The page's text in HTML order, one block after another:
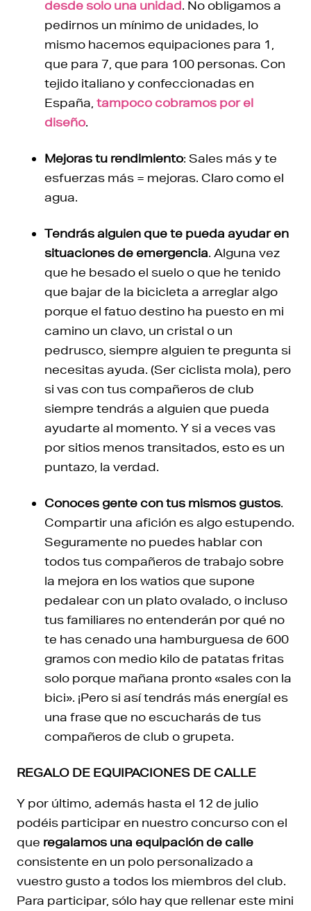
desde solo una unidad. No obligamos a
pedirnos un mínimo de unidades, lo
mismo hacemos equipaciones para 1,
que para 7, que para 100 personas. Con
tejido italiano y confeccionadas en
España, tampoco cobramos por el
diseño.
Mejoras tu rendimiento: Sales más y te
esfuerzas más = mejoras. Claro como el
agua.
Tendrás alguien que te pueda ayudar en
situaciones de emergencia. Alguna vez
que he besado el suelo o que he tenido
que bajar de la bicicleta a arreglar algo
porque el fatuo destino ha puesto en mi
camino un clavo, un cristal o un
pedrusco, siempre alguien te pregunta si
necesitas ayuda. (Ser ciclista mola), pero
si vas con tus compañeros de club
siempre tendrás a alguien que pueda
ayudarte al momento. Y si a veces vas
por sitios menos transitados, esto es un
puntazo, la verdad.
Conoces gente con tus mismos gustos.
Compartir una afición es algo estupendo.
Seguramente no puedes hablar con
todos tus compañeros de trabajo sobre
la mejora en los watios que supone
pedalear con un plato ovalado, o incluso
tus familiares no entenderán por qué no
te has cenado una hamburguesa de 600
gramos con medio kilo de patatas fritas
solo porque mañana pronto «sales con la
bici». ¡Pero si así tendrás más energía! es
una frase que no escucharás de tus
compañeros de club o grupeta.
REGALO DE EQUIPACIONES DE CALLE
Y por último, además hasta el 12 de julio
podéis participar en nuestro concurso con el
que regalamos una equipación de calle
consistente en un polo personalizado a
vuestro gusto a todos los miembros del club.
Para participar, sólo hay que rellenar este mini